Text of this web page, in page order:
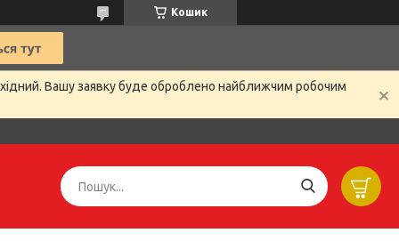
Кошик
Вашу заявку буде оброблено найближчим робочим